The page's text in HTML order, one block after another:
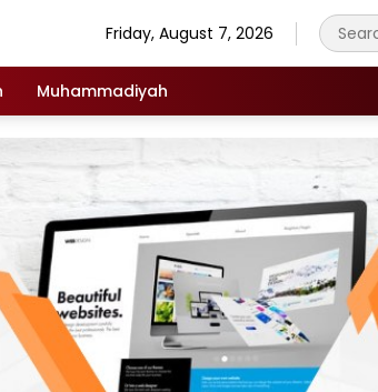
Friday, August 7, 2026
Muhammadiyah